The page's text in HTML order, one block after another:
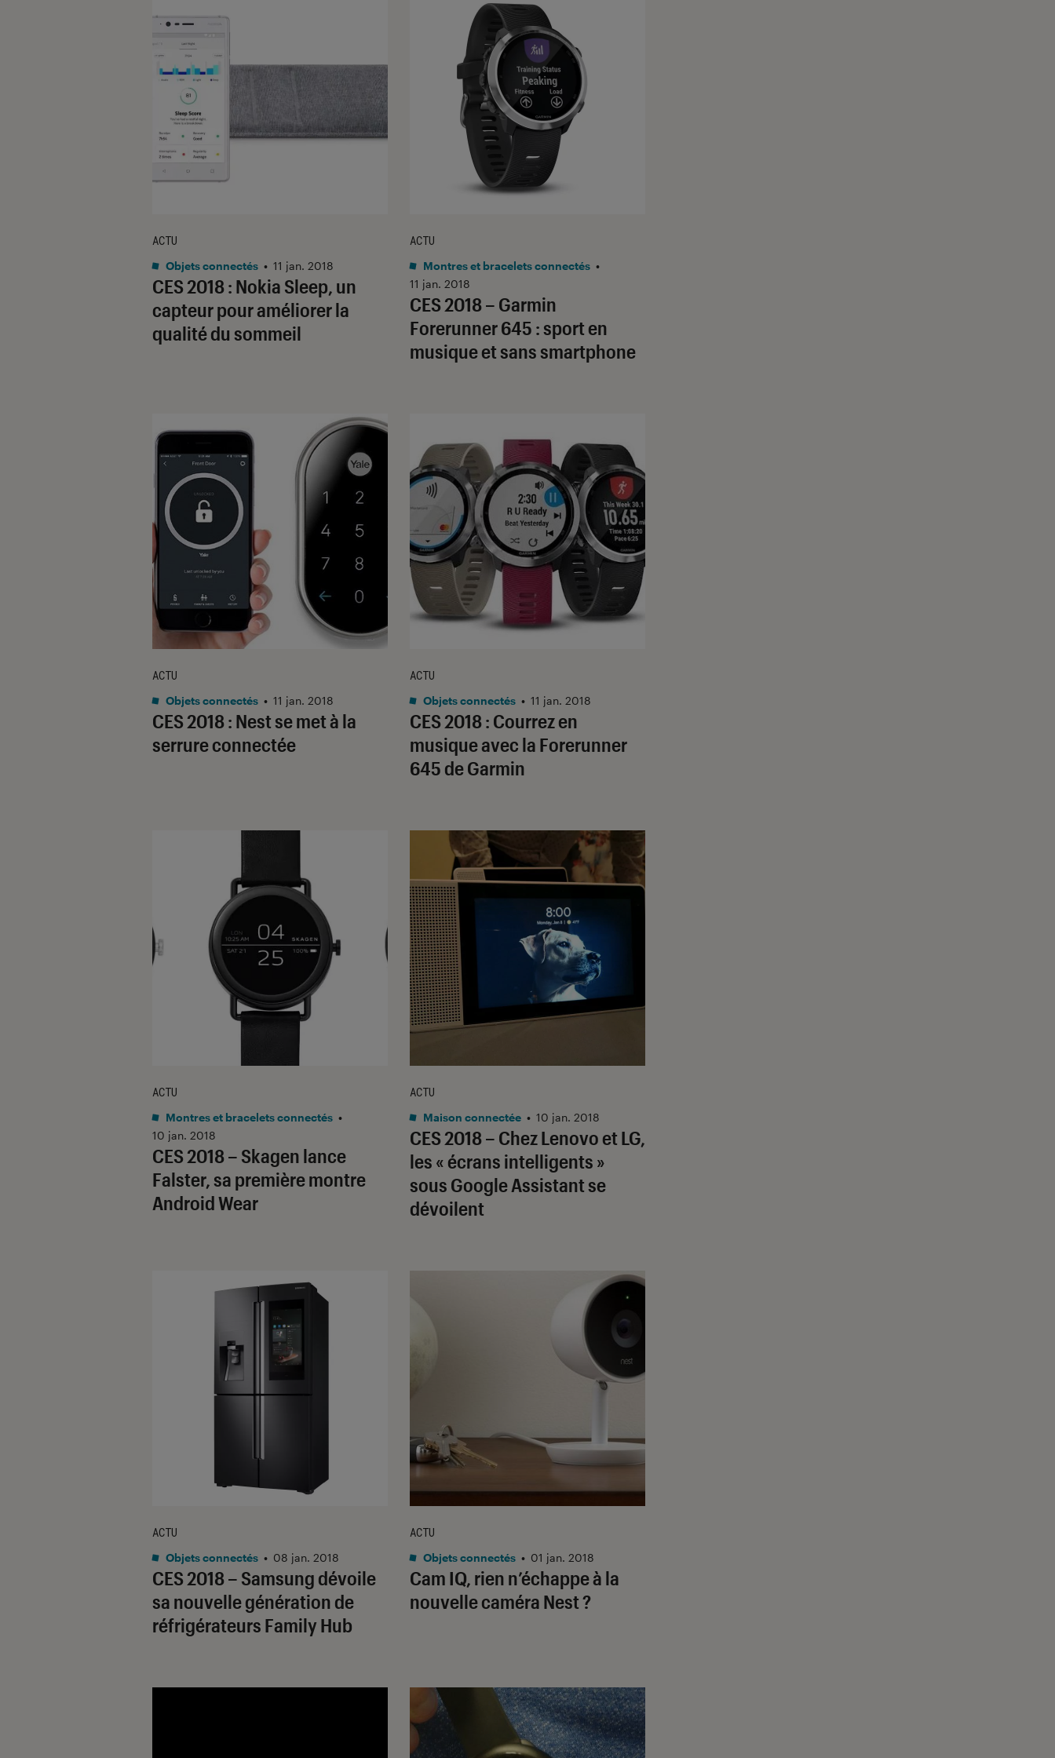
CES 2018 : Nokia Sleep, un
capteur pour améliorer la
qualité du sommeil
ACTU
Objets connectés • 11 jan. 2018
CES 2018 – Garmin
Forerunner 645 : sport en
musique et sans smartphone
ACTU
Montres et bracelets connectés •
11 jan. 2018
CES 2018 : Nest se met à la
serrure connectée
ACTU
Objets connectés • 11 jan. 2018
CES 2018 : Courrez en
musique avec la Forerunner
645 de Garmin
ACTU
Objets connectés • 11 jan. 2018
CES 2018 – Skagen lance
Falster, sa première montre
Android Wear
ACTU
Montres et bracelets connectés •
10 jan. 2018
CES 2018 – Chez Lenovo et LG,
les « écrans intelligents »
sous Google Assistant se
dévoilent
ACTU
Maison connectée • 10 jan. 2018
CES 2018 – Samsung dévoile
sa nouvelle génération de
réfrigérateurs Family Hub
ACTU
Objets connectés • 08 jan. 2018
Cam IQ, rien n’échappe à la
nouvelle caméra Nest ?
ACTU
Objets connectés • 01 jan. 2018